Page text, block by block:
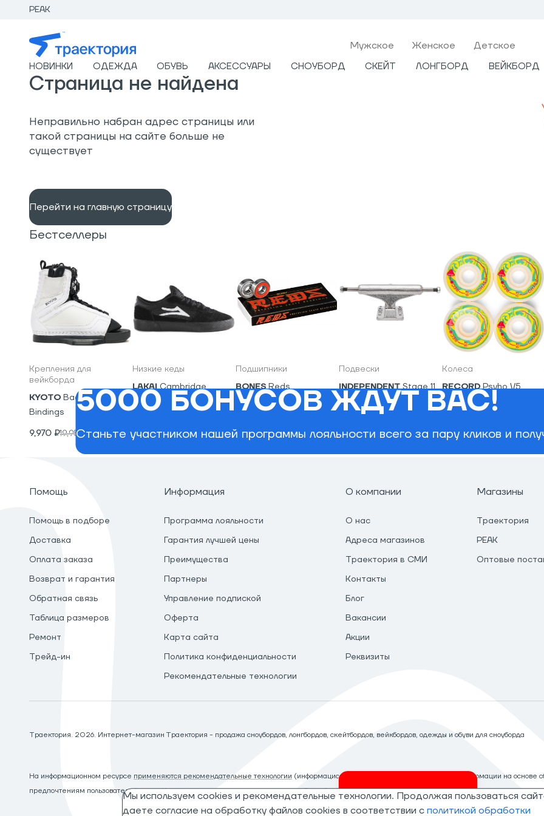
PEAK
Мужcкое Женское Детское
НОВИНКИ ОДЕЖДА ОБУВЬ АКСЕССУАРЫ СНОУБОРД СКЕЙТ ЛОНГБОРД ВЕЙКБОРД
Страница не найдена
Неправильно набран адрес страницы или
такой страницы на сайте больше не
существует
Перейти на главную страницу
Бестселлеры
Крепления для
вейкборда
KYOTO Backyard
Bindings
9,970 ₽19,950₽
Низкие кеды
LAKAI Cambridge
5,600₽
Подшипники
BONES Reds
2,400₽
Подвески
INDEPENDENT Stage 11
Standard (пара)
Колеса
RECORD Psyho V5
Wheels
Invalid csrf token
5000 БОНУСОВ ЖДУТ ВАС!
Станьте участником нашей программы лояльности всего за пару кликов и
Мы используем cookies и рекомендательные технологии. Продолжая пользоваться
даете согласие на обработку файлов cookies в соответствии с политикой обработки
Помощь
Помощь в подборе
Доставка
Оплата заказа
Возврат и гарантия
Обратная связь
Таблица размеров
Ремонт
Трейд-ин
Информация
Программа лояльности
Гарантия лучшей цены
Преимущества
Партнеры
Управление подпиской
Оферта
Карта сайта
Политика конфиденциальности
Рекомендательные технологии
О компании
О нас
Адреса магазинов
Траектория в СМИ
Контакты
Блог
Вакансии
Акции
Реквизиты
Магазины
Траектория
PEAK
Оптовые
Траектория. 2026. Интернет-магазин Траектория - продажа сноубордов, лонгбордов, скейтбордов, вейкбордов, одежды и обуви для сноуборда
На информационном ресурсе применяются рекомендательные технологии (информационные технологии предоставления информации на основе
предпочтениям пользователей сети «Интернет», находящихся на территории Российской Федерации)